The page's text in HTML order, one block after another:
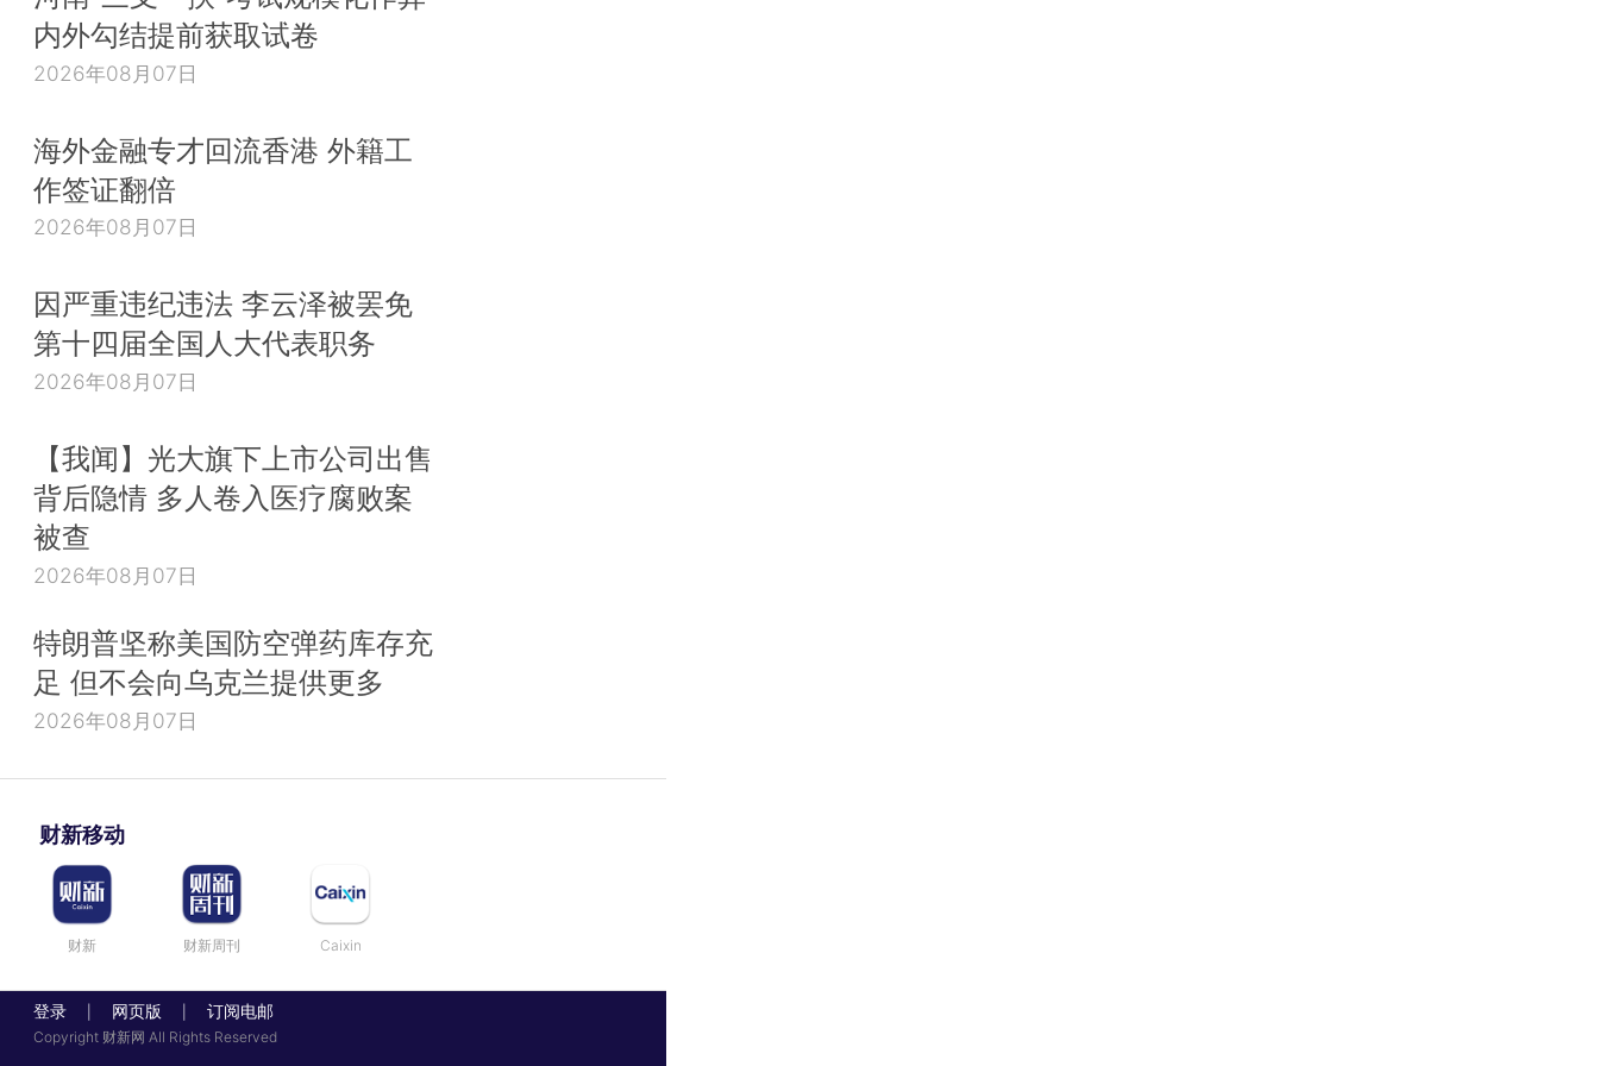
内外勾结提前获取试卷
2026年08月07日
海外金融专才回流香港 外籍工
作签证翻倍
2026年08月07日
因严重违纪违法 李云泽被罢免
第十四届全国人大代表职务
2026年08月07日
【我闻】光大旗下上市公司出售
背后隐情 多人卷入医疗腐败案
被查
2026年08月07日
特朗普坚称美国防空弹药库存充
足 但不会向乌克兰提供更多
2026年08月07日
财新移动
财新 财新周刊 Caixin
登录 网页版 订阅电邮
Copyright 财新网 All Rights Reserved